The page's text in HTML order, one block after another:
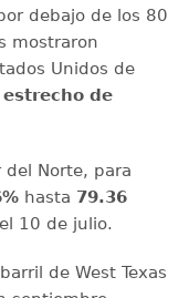
debajo de los 80
mostraron
Unidos de
estrecho de
Norte, para
hasta 79.36
10 de julio.
de West Texas